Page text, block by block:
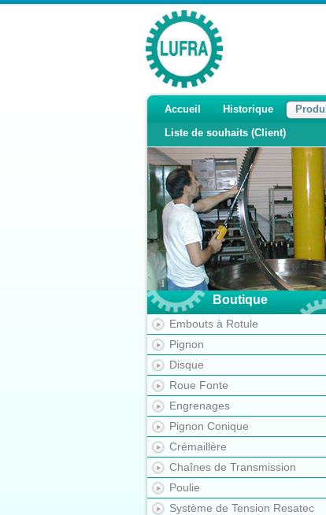
Accueil Historique
Liste de souhaits (Client)
Boutique
Embouts à Rotule
Pignon
Disque
Roue Fonte
Engrenages
Pignon Conique
Crémaillère
Chaînes de Transmission
Poulie
Système de Tension Resatec